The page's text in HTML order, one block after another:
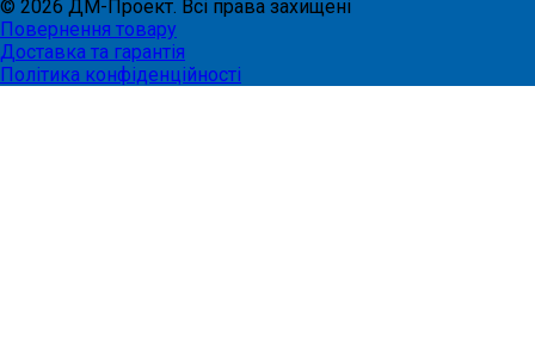
© 2026 ДМ-Проект. Всі права захищені
Повернення товару
Доставка та гарантія
Політика конфіденційності